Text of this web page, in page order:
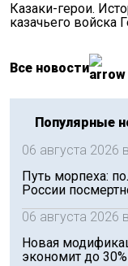
Казаки-герои.
казачьего войска
Все новости
Популярные
06 августа 2026
Путь морпеха:
России
06 августа 2026
Новая
экономит до